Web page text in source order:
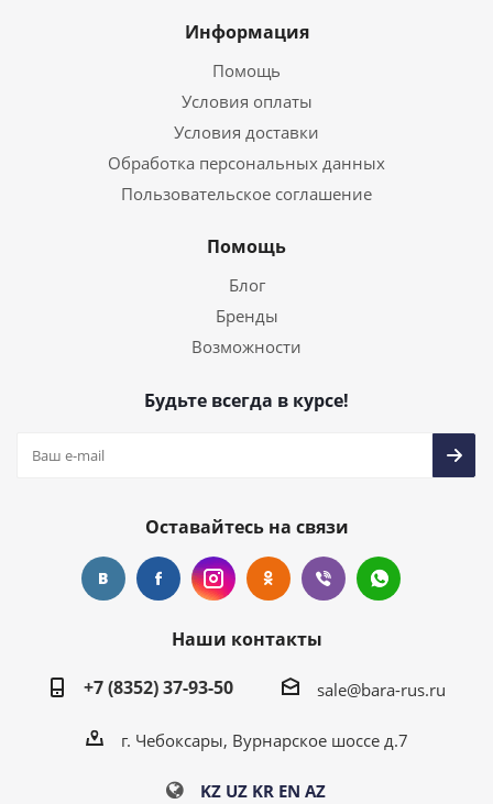
Информация
Помощь
Условия оплаты
Условия доставки
Обработка персональных данных
Пользовательское соглашение
Помощь
Блог
Бренды
Возможности
Будьте всегда в курсе!
Оставайтесь на связи
Наши контакты
+7 (8352) 37-93-50
sale@bara-rus.ru
г. Чебоксары, Вурнарское шоссе д.7
KZ UZ KR EN AZ